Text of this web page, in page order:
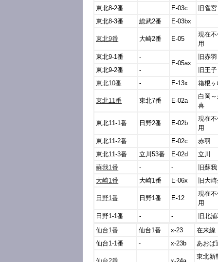
東北8-2番
E-03c
旧雀宮
東北8-3番
総武2番 E-03bx
東北9番 大崎2番 E-05
現在
用
東北9-1番
-
E-05ax
旧赤羽
東北9-2番
-
旧王子
東北10番
- E-13x 箱根
東北11番 東北7番 E-02a
白岡
喜
東北11-1番 日野2番 E-02b
現在
用
東北11-2番
E-02c
赤羽
東北11-3番
立川53番 E-02d
立川
蘇我1番
- -
旧蘇我
大崎1番
大崎1番 E-06x 旧大
日野1番 日野1番 E-12
現在
用
日野1-1番
- -
旧北
仙台1番
仙台1番 x-23
在来線
仙台1-1番
- x-23b あおば
東北新